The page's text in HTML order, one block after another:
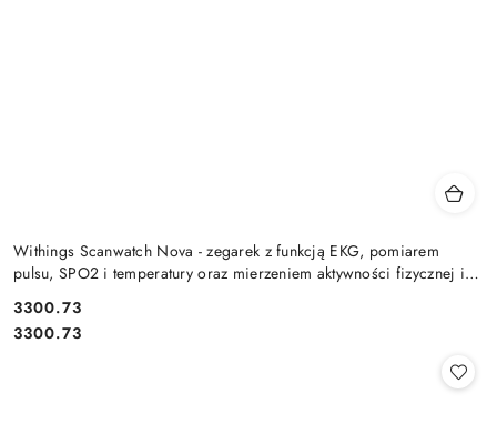
Withings Scanwatch Nova - zegarek z funkcją EKG, pomiarem
pulsu, SPO2 i temperatury oraz mierzeniem aktywności fizycznej i
Cena:
3300.73
Cena:
3300.73